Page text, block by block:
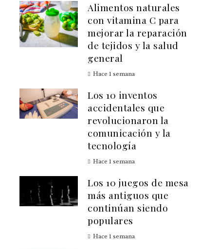
Alimentos naturales
con vitamina C para
mejorar la reparación
de tejidos y la salud
general
Hace 1 semana
Los 10 inventos
accidentales que
revolucionaron la
comunicación y la
tecnología
Hace 1 semana
Los 10 juegos de mesa
más antiguos que
continúan siendo
populares
Hace 1 semana